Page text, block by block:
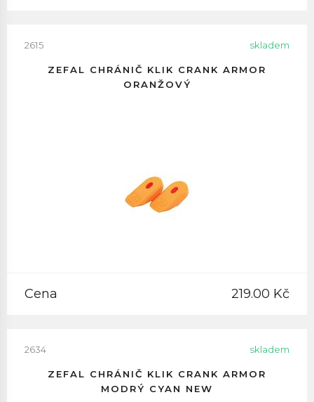
2615 skladem
ZEFAL CHRÁNIČ KLIK CRANK ARMOR
ORANŽOVÝ
Cena 219.00 Kč
2634 skladem
ZEFAL CHRÁNIČ KLIK CRANK ARMOR
MODRÝ CYAN NEW